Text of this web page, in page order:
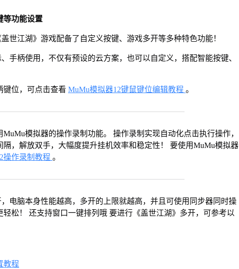
等功能设置
世江湖》游戏配备了自定义按键、游戏多开等多种特色功能！
手柄使用，不仅有预设的云方案，也可以自定义，搭配智能按键、
键位，可点击查看 MuMu模拟器12键鼠键位编辑教程 。
模拟器的操作录制功能。 操作录制实现自动化点击执行操作，
，解放双手，大幅度提升挂机效率和稳定性！ 要使用MuMu模拟器
操作录制教程 。
电脑本身性能越高，多开的上限就越高，并且可使用同步器同时操
松！ 还支持窗口一键排列哦 要进行《盖世江湖》多开，可参考以
教程